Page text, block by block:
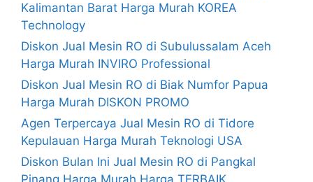
Kalimantan Barat Harga Murah KOREA
Technology
Diskon Jual Mesin RO di Subulussalam Aceh
Harga Murah INVIRO Professional
Diskon Jual Mesin RO di Biak Numfor Papua
Harga Murah DISKON PROMO
Agen Terpercaya Jual Mesin RO di Tidore
Kepulauan Harga Murah Teknologi USA
Diskon Bulan Ini Jual Mesin RO di Pangkal
Pinang Harga Murah Harga TERBAIK